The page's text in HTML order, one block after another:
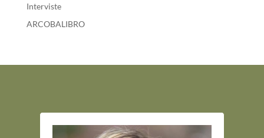
Interviste
ARCOBALIBRO